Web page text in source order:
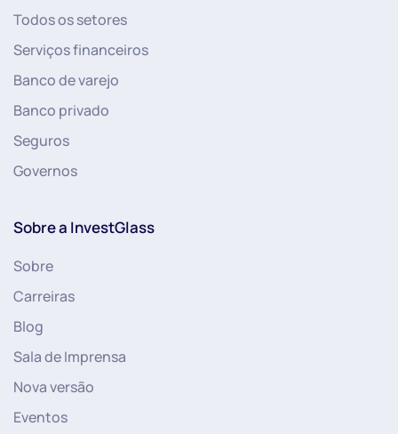
Todos os setores
Serviços financeiros
Banco de varejo
Banco privado
Seguros
Governos
Sobre a InvestGlass
Sobre
Carreiras
Blog
Sala de Imprensa
Nova versão
Eventos